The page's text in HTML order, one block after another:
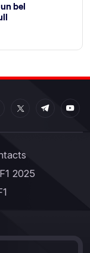
bel
2025